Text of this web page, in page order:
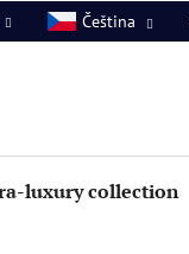
Čeština
luxury collection